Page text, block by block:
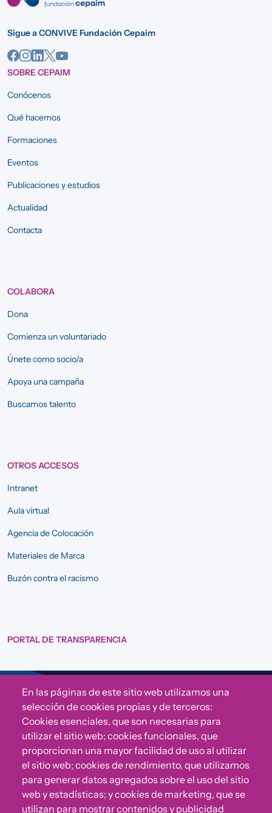
Sigue a CONVIVE Fundación Cepaim
SOBRE CEPAIM
Conócenos
Qué hacemos
Formaciones
Eventos
Publicaciones y estudios
Actualidad
Contacta
COLABORA
Dona
Comienza un voluntariado
Únete como socio/a
Apoya una campaña
Buscamos talento
OTROS ACCESOS
Intranet
Aula virtual
Agencia de Colocación
Materiales de Marca
Buzón contra el racismo
PORTAL DE TRANSPARENCIA
Sigue a Comunidad CONVIVE
En las páginas de este sitio web utilizamos una
selección de cookies propias y de terceros:
Cookies esenciales, que son necesarias para
utilizar el sitio web; cookies funcionales, que
proporcionan una mayor facilidad de uso al utilizar
el sitio web; cookies de rendimiento, que utilizamos
para generar datos agregados sobre el uso del sitio
web y estadísticas; y cookies de marketing, que se
utilizan para mostrar contenidos y publicidad